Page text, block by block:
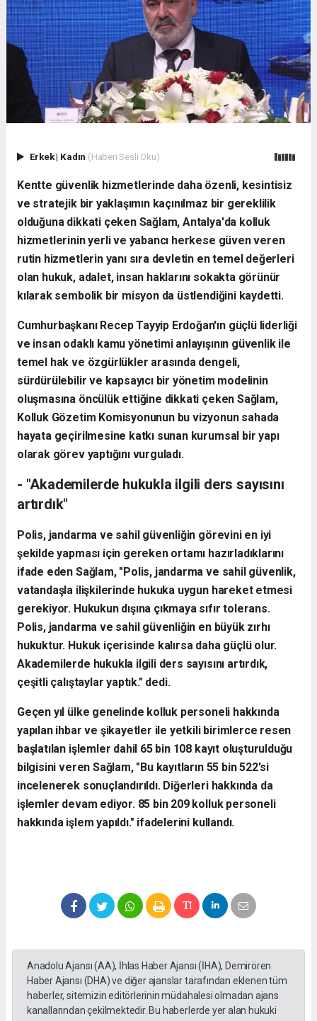
Erkek| Kadın (Haberi Sesli Oku)
Kentte güvenlik hizmetlerinde daha özenli, kesintisiz
ve stratejik bir yaklaşımın kaçınılmaz bir gereklilik
olduğuna dikkati çeken Sağlam, Antalya'da kolluk
hizmetlerinin yerli ve yabancı herkese güven veren
rutin hizmetlerin yanı sıra devletin en temel değerleri
olan hukuk, adalet, insan haklarını sokakta görünür
kılarak sembolik bir misyon da üstlendiğini kaydetti.
Cumhurbaşkanı Recep Tayyip Erdoğan'ın güçlü liderliği
ve insan odaklı kamu yönetimi anlayışının güvenlik ile
temel hak ve özgürlükler arasında dengeli,
sürdürülebilir ve kapsayıcı bir yönetim modelinin
oluşmasına öncülük ettiğine dikkati çeken Sağlam,
Kolluk Gözetim Komisyonunun bu vizyonun sahada
hayata geçirilmesine katkı sunan kurumsal bir yapı
olarak görev yaptığını vurguladı.
- "Akademilerde hukukla ilgili ders sayısını
artırdık"
Polis, jandarma ve sahil güvenliğin görevini en iyi
şekilde yapması için gereken ortamı hazırladıklarını
ifade eden Sağlam, "Polis, jandarma ve sahil güvenlik,
vatandaşla ilişkilerinde hukuka uygun hareket etmesi
gerekiyor. Hukukun dışına çıkmaya sıfır tolerans.
Polis, jandarma ve sahil güvenliğin en büyük zırhı
hukuktur. Hukuk içerisinde kalırsa daha güçlü olur.
Akademilerde hukukla ilgili ders sayısını artırdık,
çeşitli çalıştaylar yaptık." dedi.
Geçen yıl ülke genelinde kolluk personeli hakkında
yapılan ihbar ve şikayetler ile yetkili birimlerce resen
başlatılan işlemler dahil 65 bin 108 kayıt oluşturulduğu
bilgisini veren Sağlam, "Bu kayıtların 55 bin 522'si
incelenerek sonuçlandırıldı. Diğerleri hakkında da
işlemler devam ediyor. 85 bin 209 kolluk personeli
hakkında işlem yapıldı." ifadelerini kullandı.
Anadolu Ajansı (AA), İhlas Haber Ajansı (İHA), Demirören
Haber Ajansı (DHA) ve diğer ajanslar tarafından eklenen tüm
haberler, sitemizin editörlerinin müdahalesi olmadan ajans
kanallarından çekilmektedir. Bu haberlerde yer alan hukuki